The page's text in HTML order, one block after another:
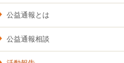
公益通報とは
公益通報相談